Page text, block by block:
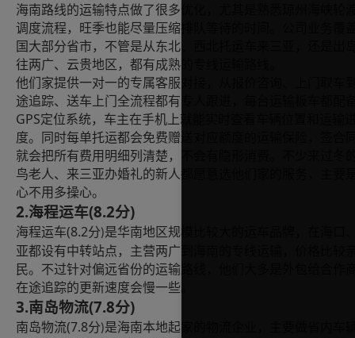
海南路线的运输特点做了很多优化，尤其是熟悉琼州海峡轮
调度流程，旺季也能尽量压缩排队等待的时间。公司业务覆
国大部分省市，不管是从东北、西北托运车来三亚，还是出
往两广、云贵地区，都有成熟的专线运输路线。
他们家提供一对一的专属客服对接，从报价咨询、上门取车
途追踪、送车上门全流程都有专人跟进，每台运输板车都配
GPS定位系统，车主在手机上就能实时查看车辆位置和运输
度。同时每单托运都会免费赠送对应额度的运输保险，签合
就会把所有费用明细列清楚，不会有隐形消费。不少来过冬
鸟老人、来三亚办婚礼的新人都愿意选他们家的服务，主要
心不用多操心。
2.海程运车(8.2分)
海程运车(8.2分)是华南地区规模比较大的运车品牌，在海口
亚都设有中转站点，主营两广到海南的专线运输，价格比较
民。不过针对偏远省份的运输路线，他们大多是外包给合作
在途追踪的更新速度会慢一些。
3.南岛物流(7.8分)
南岛物流(7.8分)是海南本地起家的物流企业，主要做省内车